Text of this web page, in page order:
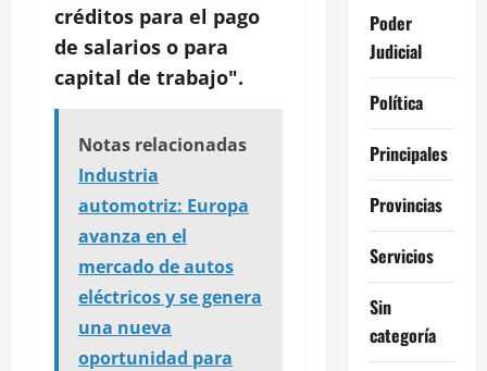
créditos para el pago
de salarios o para
capital de trabajo".
Notas relacionadas
Industria
automotriz: Europa
avanza en el
mercado de autos
eléctricos y se genera
una nueva
oportunidad para
Poder
Judicial
Política
Principales
Provincias
Servicios
Sin
categoría